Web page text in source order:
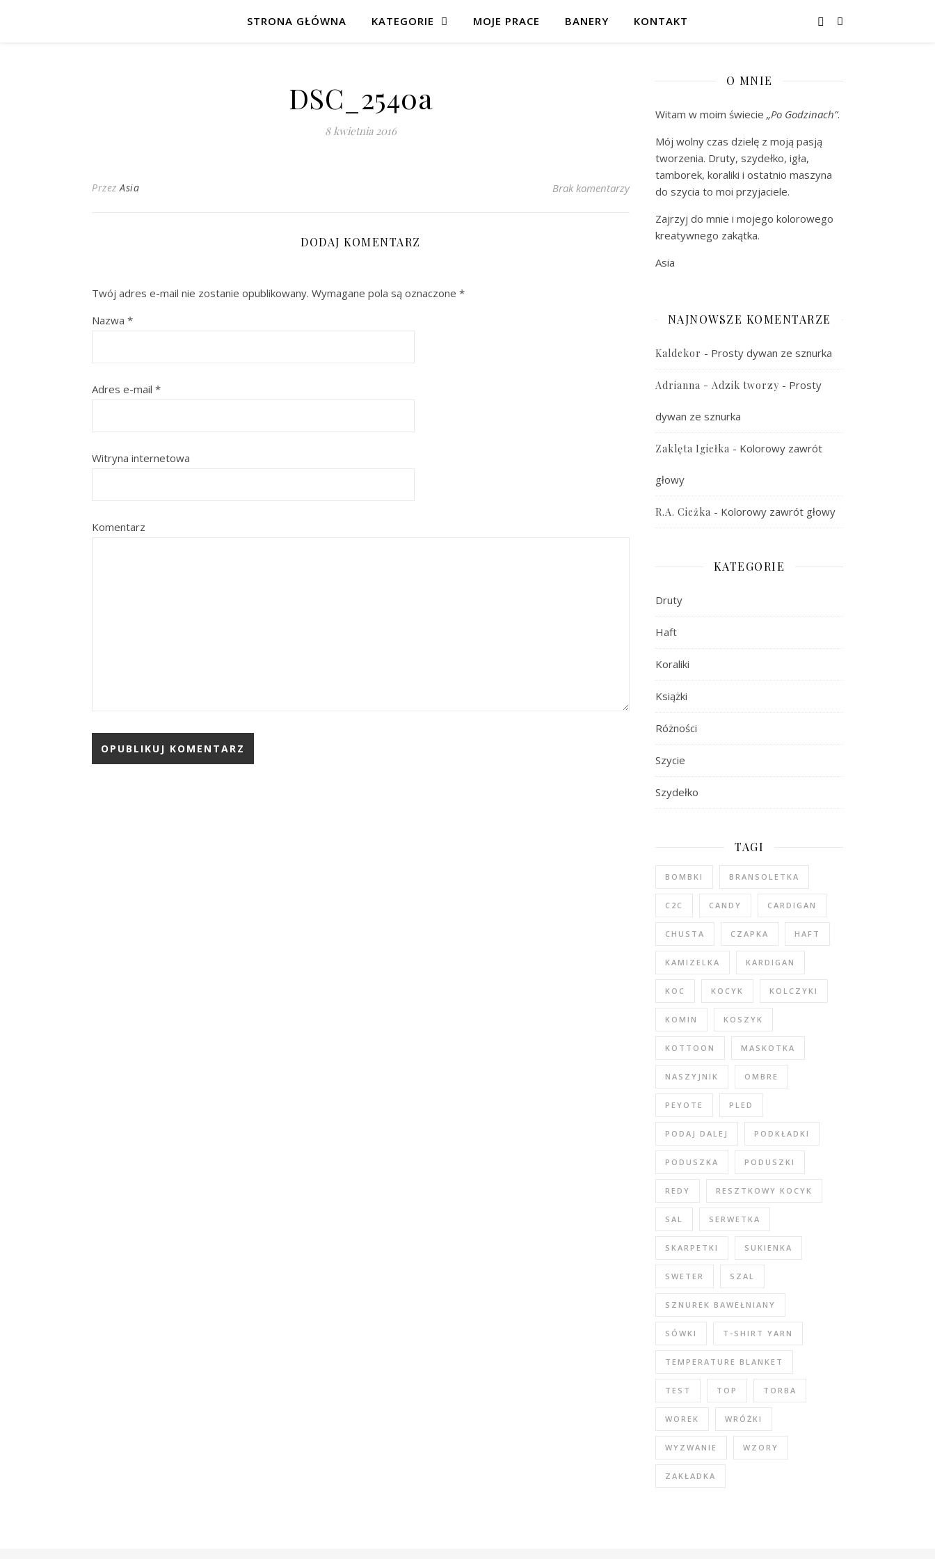
STRONA GŁÓWNA KATEGORIE MOJE PRACE BANERY KONTAKT
DSC_2540a
8 kwietnia 2016
PrzezAsia Brak komentarzy
DODAJ KOMENTARZ
Twój adres e-mail nie zostanie opublikowany. Wymagane pola są oznaczone *
Nazwa *
Adres e-mail *
Witryna internetowa
Komentarz
O MNIE
Witam w moim świecie „Po Godzinach”.
Mój wolny czas dzielę z moją pasją
tworzenia. Druty, szydełko, igła,
tamborek, koraliki i ostatnio maszyna
do szycia to moi przyjaciele.
Zajrzyj do mnie i mojego kolorowego
kreatywnego zakątka.
Asia
NAJNOWSZE KOMENTARZE
Kaldekor - Prosty dywan ze sznurka
Adrianna - Adzik tworzy - Prosty
dywan ze sznurka
Zaklęta Igiełka - Kolorowy zawrót
głowy
R.A. Cieżka - Kolorowy zawrót głowy
KATEGORIE
Druty
Haft
Koraliki
Książki
Różności
Szycie
Szydełko
TAGI
BOMBKI BRANSOLETKA
C2C CANDY CARDIGAN
CHUSTA CZAPKA HAFT
KAMIZELKA KARDIGAN
KOC KOCYK KOLCZYKI
KOMIN KOSZYK
KOTTOON MASKOTKA
NASZYJNIK OMBRE
PEYOTE PLED
PODAJ DALEJ PODKŁADKI
PODUSZKA PODUSZKI
REDY RESZTKOWY KOCYK
SAL SERWETKA
SKARPETKI SUKIENKA
SWETER SZAL
SZNUREK BAWEŁNIANY
SÓWKI T-SHIRT YARN
TEMPERATURE BLANKET
TEST TOP TORBA
WOREK WRÓŻKI
WYZWANIE WZORY
ZAKŁADKA